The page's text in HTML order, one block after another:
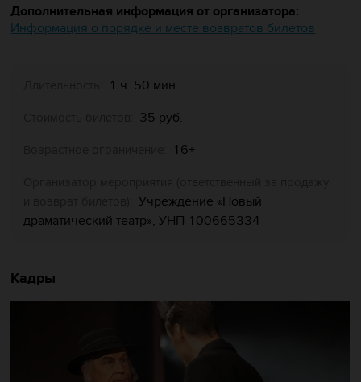
Дополнительная информация от организатора:
Информация о порядке и месте возвратов билетов
1 ч. 50 мин.
35 руб.
16+
Учреждение «Новый
драматический театр», УНП 100665334
Кадры